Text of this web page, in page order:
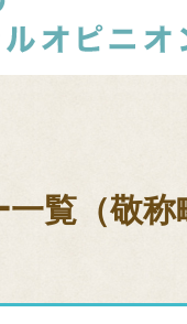
覧（敬称